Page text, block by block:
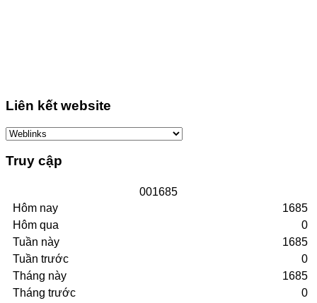
Liên kết website
Truy cập
001685
Hôm nay
Hôm qua
Tuần này
Tuần trước
Tháng này
Tháng trước
1685
0
1685
0
1685
0